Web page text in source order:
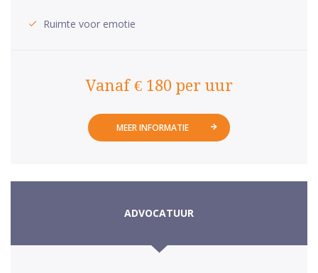
Ruimte voor emotie
Vanaf € 180 per uur
MEER INFORMATIE
ADVOCATUUR